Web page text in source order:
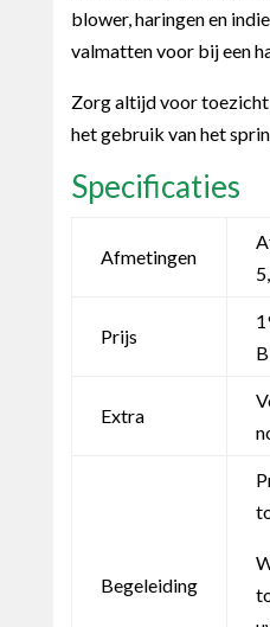
blower, haringen en
valmatten voor bij een
Zorg altijd voor toezicht
het gebruik van het
Specificaties
Afmetingen
Prijs
Extra
Begeleiding